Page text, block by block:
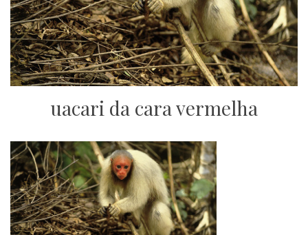
uacari da cara vermelha